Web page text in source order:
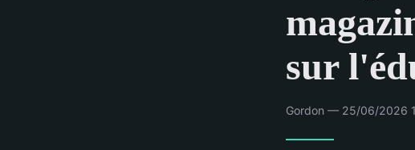
sur
Gordon — 25/06/2026